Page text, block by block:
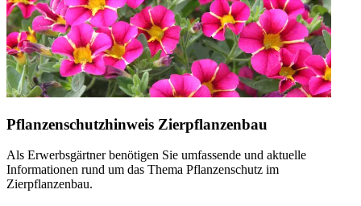
Pflanzenschutzhinweis Zierpflanzenbau
Als Erwerbsgärtner benötigen Sie umfassende und aktuelle
Informationen rund um das Thema Pflanzenschutz im
Zierpflanzenbau.